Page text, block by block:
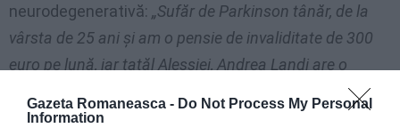
Gazeta Romaneasca - Do Not Process My Personal
Information
neurodegenerativă: „Sufăr de Parkinson tânăr, de la
vârsta de 25 ani și am o pensie de invaliditate de 300
euro pe lună, iar tatăl Alessiei, Andrea Landi are o
pensie de 800 euro. Printre facturi, chirie, plus alte
cheltuieli și datorii, cu greu ajungem la sfârșitul lunii.